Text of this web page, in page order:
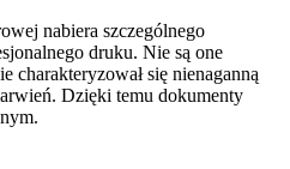
nabiera szczególnego
druku. Nie są one
charakteryzował się nienaganną
Dzięki temu dokumenty